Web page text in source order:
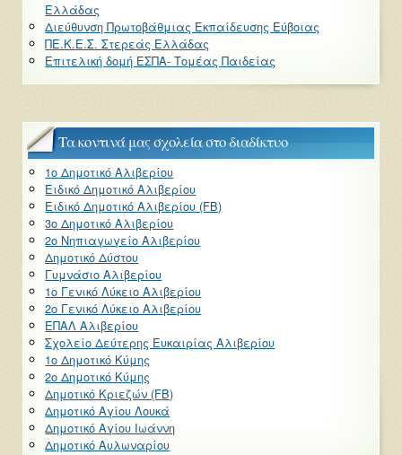
Ελλάδας
Διεύθυνση Πρωτοβάθμιας Εκπαίδευσης Εύβοιας
ΠΕ.Κ.Ε.Σ. Στερεάς Ελλάδας
Επιτελική δομή ΕΣΠΑ- Τομέας Παιδείας
Τα κοντινά μας σχολεία στο διαδίκτυο
1ο Δημοτικό Αλιβερίου
Ειδικό Δημοτικό Αλιβερίου
Ειδικό Δημοτικό Αλιβερίου (FB)
3ο Δημοτικό Αλιβερίου
2ο Νηπιαγωγείο Αλιβερίου
Δημοτικό Δύστου
Γυμνάσιο Αλιβερίου
1ο Γενικό Λύκειο Αλιβερίου
2ο Γενικό Λύκειο Αλιβερίου
ΕΠΑΛ Αλιβερίου
Σχολείο Δεύτερης Ευκαιρίας Αλιβερίου
1ο Δημοτικό Κύμης
2ο Δημοτικό Κύμης
Δημοτικό Κριεζών (FB)
Δημοτικό Αγίου Λουκά
Δημοτικό Αγίου Ιωάννη
Δημοτικό Αυλωναρίου